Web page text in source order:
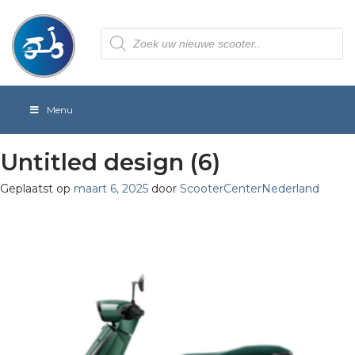
Producten
zoeken
Menu
Untitled design (6)
Geplaatst op maart 6, 2025 door ScooterCenterNederland